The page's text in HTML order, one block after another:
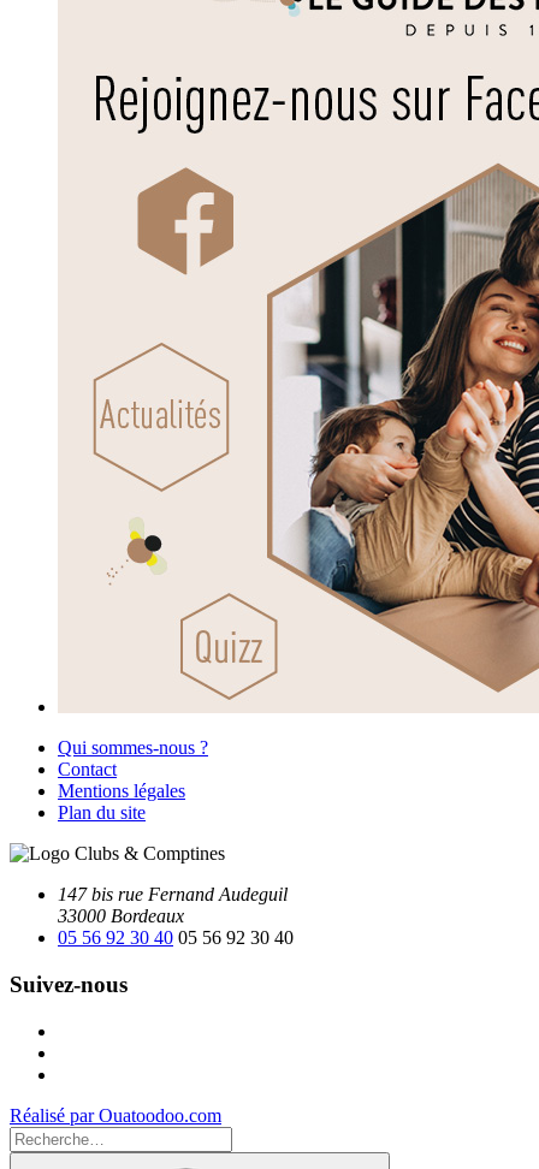
Qui sommes-nous ?
Contact
Mentions légales
Plan du site
147 bis rue Fernand Audeguil
33000 Bordeaux
05 56 92 30 40 05 56 92 30 40
Suivez-nous
Réalisé par Ouatoodoo.com
Recherche
pour